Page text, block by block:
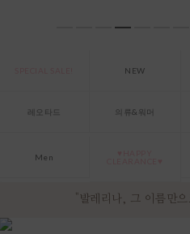
NEW
레오타드 의류&워머
Men
"발레리나, 그 이름만